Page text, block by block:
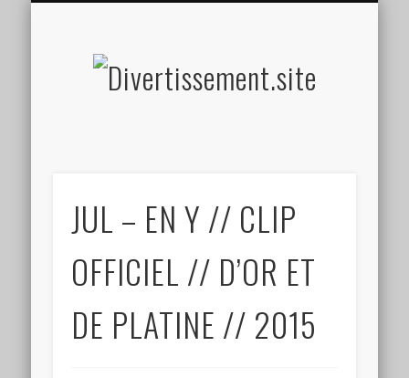
JUL – EN Y // CLIP
OFFICIEL // D’OR ET
DE PLATINE // 2015